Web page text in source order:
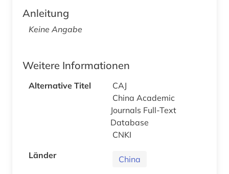
Anleitung
Keine Angabe
Weitere Informationen
Alternative Titel
CAJ
China Academic
Journals Full-Text
Database
CNKI
Länder
China